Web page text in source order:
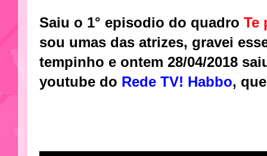
Saiu o 1° episodio do quadro Te
sou umas das atrizes, gravei
tempinho e ontem 28/04/2018
youtube do Rede TV! Habbo,